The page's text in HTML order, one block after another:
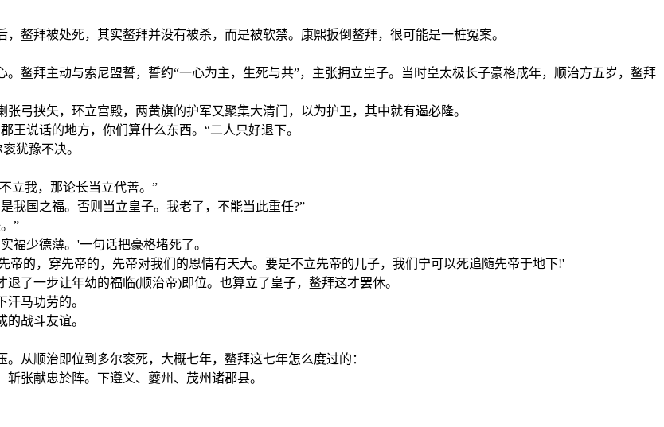
拜被处死，其实鳌拜并没有被杀，而是被软禁。康熙扳倒鳌拜，很可能是一桩冤案。
拜主动与索尼盟誓，誓约“一心为主，生死与共”，主张拥立皇子。当时皇太极长子豪格成年，顺治方五岁，鳌拜
挟矢，环立宫殿，两黄旗的护军又聚集大清门，以为护卫，其中就有遏必隆。
说话的地方，你们算什么东西。“二人只好退下。
犹豫不决。
立我，那论长当立代善。”
国之福。否则当立皇子。我老了，不能当此重任?”
”
少德薄。'一句话把豪格堵死了。
的，穿先帝的，先帝对我们的恩情有天大。要是不立先帝的儿子，我们宁可以死追随先帝于地下!'
一步让年幼的福临(顺治帝)即位。也算立了皇子，鳌拜这才罢休。
马功劳的。
战斗友谊。
顺治即位到多尔衮死，大概七年，鳌拜这七年怎么度过的：
张献忠於阵。下遵义、夔州、茂州诸郡县。